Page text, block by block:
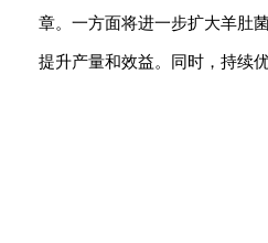
章。一方面将进一步扩大羊肚
提升产量和效益。同时，持续